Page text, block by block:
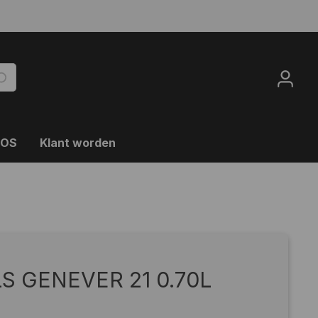
Klant worden
GENEVER 21 0.70L